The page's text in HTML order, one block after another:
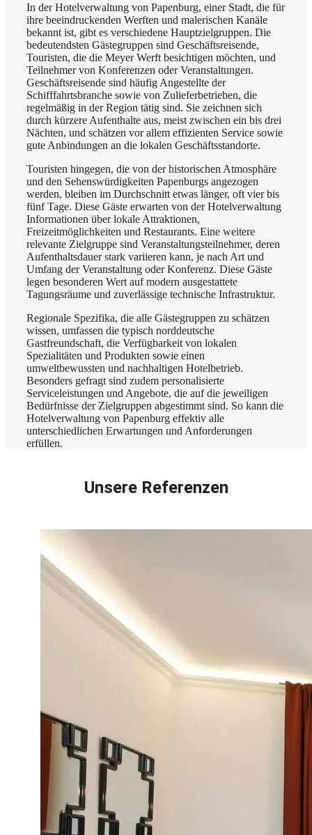
In der Hotelverwaltung von Papenburg, einer Stadt, die für
ihre beeindruckenden Werften und malerischen Kanäle
bekannt ist, gibt es verschiedene Hauptzielgruppen. Die
bedeutendsten Gästegruppen sind Geschäftsreisende,
Touristen, die die Meyer Werft besichtigen möchten, und
Teilnehmer von Konferenzen oder Veranstaltungen.
Geschäftsreisende sind häufig Angestellte der
Schifffahrtsbranche sowie von Zulieferbetrieben, die
regelmäßig in der Region tätig sind. Sie zeichnen sich
durch kürzere Aufenthalte aus, meist zwischen ein bis drei
Nächten, und schätzen vor allem effizienten Service sowie
gute Anbindungen an die lokalen Geschäftsstandorte.
Touristen hingegen, die von der historischen Atmosphäre
und den Sehenswürdigkeiten Papenburgs angezogen
werden, bleiben im Durchschnitt etwas länger, oft vier bis
fünf Tage. Diese Gäste erwarten von der Hotelverwaltung
Informationen über lokale Attraktionen,
Freizeitmöglichkeiten und Restaurants. Eine weitere
relevante Zielgruppe sind Veranstaltungsteilnehmer, deren
Aufenthaltsdauer stark variieren kann, je nach Art und
Umfang der Veranstaltung oder Konferenz. Diese Gäste
legen besonderen Wert auf modern ausgestattete
Tagungsräume und zuverlässige technische Infrastruktur.
Regionale Spezifika, die alle Gästegruppen zu schätzen
wissen, umfassen die typisch norddeutsche
Gastfreundschaft, die Verfügbarkeit von lokalen
Spezialitäten und Produkten sowie einen
umweltbewussten und nachhaltigen Hotelbetrieb.
Besonders gefragt sind zudem personalisierte
Serviceleistungen und Angebote, die auf die jeweiligen
Bedürfnisse der Zielgruppen abgestimmt sind. So kann die
Hotelverwaltung von Papenburg effektiv alle
unterschiedlichen Erwartungen und Anforderungen
erfüllen.
Unsere Referenzen